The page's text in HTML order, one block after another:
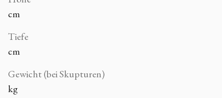
cm
Tiefe
cm
Gewicht (bei Skupturen)
kg